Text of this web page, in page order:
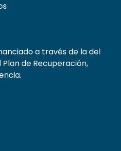
a través de la del
de Recuperación,